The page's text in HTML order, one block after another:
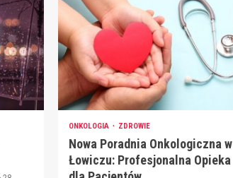
ONKOLOGIA ZDROWIE
Nowa Poradnia Onkologiczna w
Łowiczu: Profesjonalna Opieka